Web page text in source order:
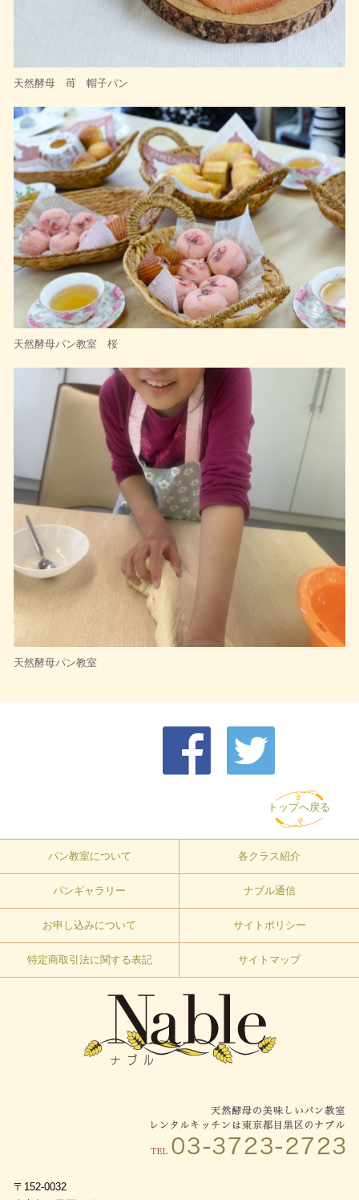
天然酵母 苺 帽子パン
天然酵母パン教室 桜
天然酵母パン教室
トップへ戻る
パン教室について 各クラス紹介
パンギャラリー ナブル通信
お申し込みについて サイトポリシー
特定商取引法に関する表記 サイトマップ
〒152-0032